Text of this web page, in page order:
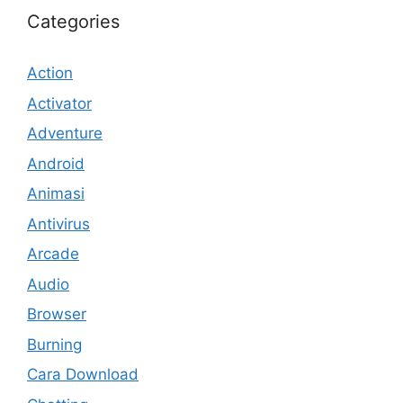
Categories
Action
Activator
Adventure
Android
Animasi
Antivirus
Arcade
Audio
Browser
Burning
Cara Download